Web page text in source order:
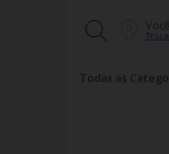
Todas as